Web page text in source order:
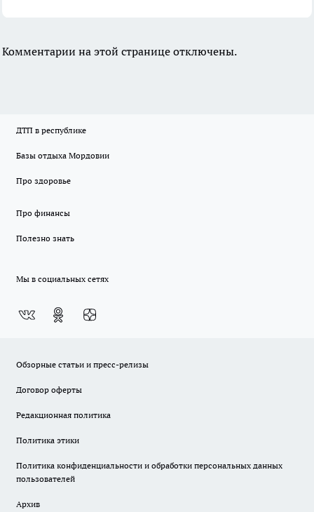
Комментарии на этой странице отключены.
ДТП в республике
Базы отдыха Мордовии
Про здоровье
Про финансы
Полезно знать
Мы в социальных сетях
Обзорные статьи и пресс-релизы
Договор оферты
Редакционная политика
Политика этики
Политика конфиденциальности и обработки персональных данных
пользователей
Архив